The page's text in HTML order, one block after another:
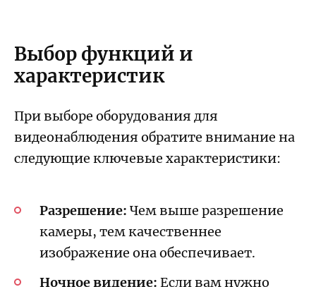
Выбор функций и
характеристик
При выборе оборудования для
видеонаблюдения обратите внимание на
следующие ключевые характеристики:
Разрешение: Чем выше разрешение
камеры, тем качественнее
изображение она обеспечивает.
Ночное видение: Если вам нужно